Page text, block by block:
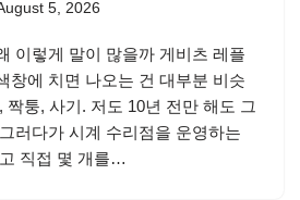
5, 2026
이렇게 말이 많을까 게비츠 레플
창에 치면 나오는 건 대부분 비슷
짝퉁, 사기. 저도 10년 전만 해도 그
러다가 시계 수리점을 운영하는
직접 몇 개를…